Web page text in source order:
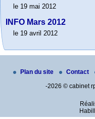
le 19 mai 2012
INFO Mars 2012
le 19 avril 2012
Plan du site Contact
-2026 © cabinet